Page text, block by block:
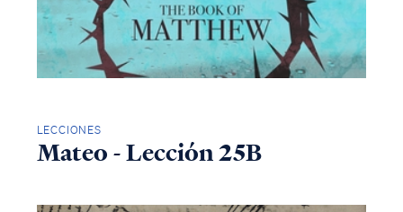
LECCIONES
Mateo - Lección 25B